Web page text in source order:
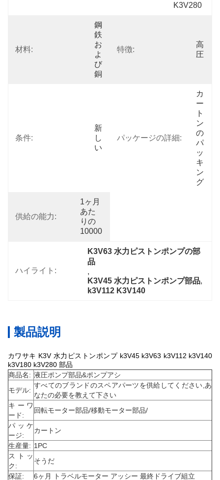
K3V280
材料:
鋼
鉄
お
よ
び
銅
特徴:
高
圧
条件:
新
し
い
パッケージの詳細:
カ
ー
ト
ン
の
パ
ッ
キ
ン
グ
供給の能力:
1ヶ月
あた
りの
10000
ハイライト:
K3V63 水力ピストンポンプの部
品
,
K3V45 水力ピストンポンプ部品
k3V112 K3V140
製品説明
カワサキ K3V 水力ピストンポンプ k3V45 k3V63 k3V112 k3V140
k3V180 k3V280 部品
商品名: 液圧ポンプ部品&ポンプアシ
モデル:
すべてのブランドのスペアパーツを供給してください,あ
なたの必要を教えて下さい
キーワ
ード:
回転モーター部品/移動モーター部品/
パッケ
ージ:
カートン
生産量: 1PC
ストッ
ク:
そうだ
保証:
6ヶ月 トラベルモーター アッシー 最終ドライブ組立